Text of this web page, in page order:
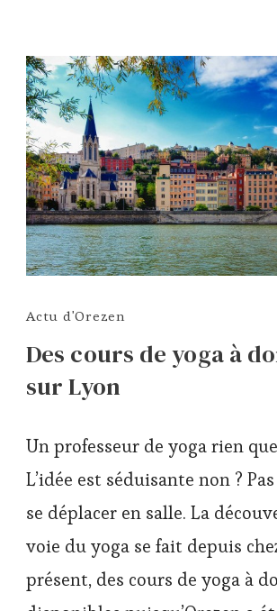
Actu d'Orezen
Des cours de yoga à
sur Lyon
Un professeur de yoga rien
L’idée est séduisante non ?
se déplacer en salle. La
voie du yoga se fait depuis
présent, des cours de yoga à